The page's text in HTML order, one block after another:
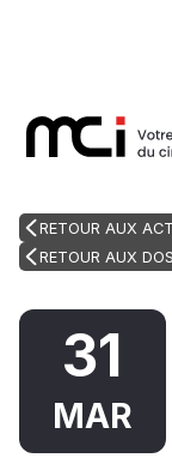
RETOUR AUX
RETOUR AUX
31
MAR